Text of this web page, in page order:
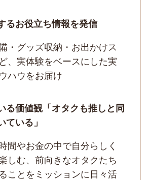
るお役立ち情報を発信
・グッズ収納・お出かけス
、実体験をベースにした実
ハウをお届け
る価値観「オタクも推しと同
ている」
間やお金の中で自分らしく
しむ、前向きなオタクたち
ことをミッションに日々活